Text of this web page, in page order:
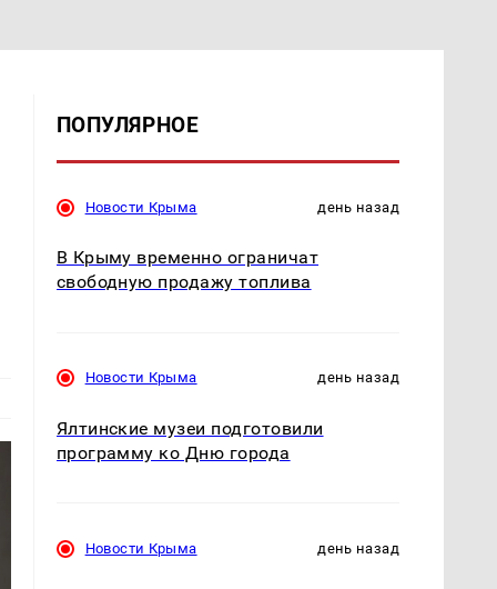
ПОПУЛЯРНОЕ
Новости Крыма день назад
В Крыму временно ограничат
свободную продажу топлива
Новости Крыма день назад
Ялтинские музеи подготовили
программу ко Дню города
Новости Крыма день назад